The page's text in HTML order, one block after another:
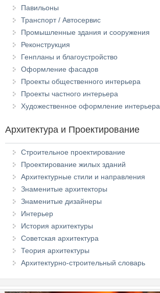
Павильоны
Транспорт / Автосервис
Промышленные здания и сооружения
Реконструкция
Генпланы и благоустройство
Оформление фасадов
Проекты общественного интерьера
Проекты частного интерьера
Художественное оформление интерьера
Архитектура и Проектирование
Строительное проектирование
Проектирование жилых зданий
Архитектурные стили и направления
Знаменитые архитекторы
Знаменитые дизайнеры
Интерьер
История архитектуры
Советская архитектура
Теория архитектуры
Архитектурно-строительный словарь